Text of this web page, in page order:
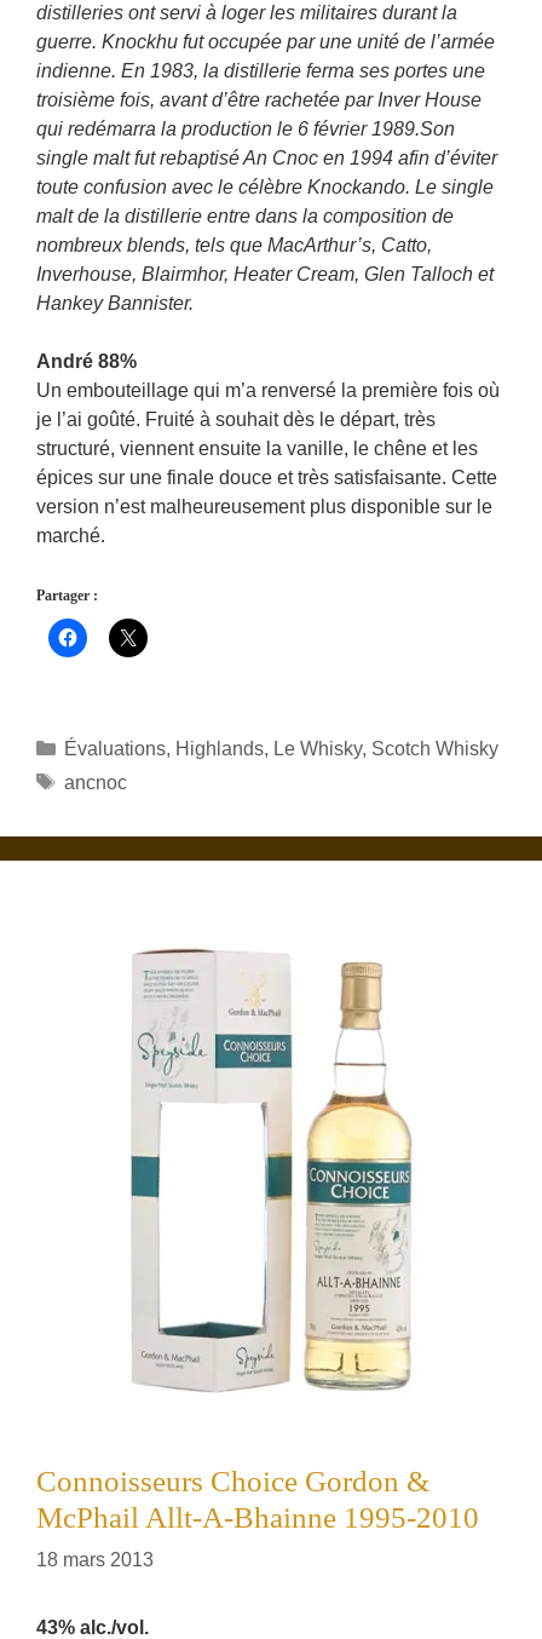
distilleries ont servi à loger les militaires durant la
guerre. Knockhu fut occupée par une unité de l’armée
indienne. En 1983, la distillerie ferma ses portes une
troisième fois, avant d’être rachetée par Inver House
qui redémarra la production le 6 février 1989.Son
single malt fut rebaptisé An Cnoc en 1994 afin d’éviter
toute confusion avec le célèbre Knockando. Le single
malt de la distillerie entre dans la composition de
nombreux blends, tels que MacArthur’s, Catto,
Inverhouse, Blairmhor, Heater Cream, Glen Talloch et
Hankey Bannister.
André 88%
Un embouteillage qui m’a renversé la première fois où
je l’ai goûté. Fruité à souhait dès le départ, très
structuré, viennent ensuite la vanille, le chêne et les
épices sur une finale douce et très satisfaisante. Cette
version n’est malheureusement plus disponible sur le
marché.
Partager :
Catégories
Évaluations, Highlands, Le Whisky, Scotch Whisky
Étiquettes
ancnoc
Connoisseurs Choice Gordon &
McPhail Allt-A-Bhainne 1995-2010
18 mars 2013
43% alc./vol.